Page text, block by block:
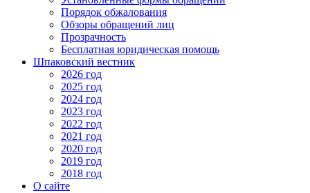
Порядок обжалования
Обзоры обращений лиц
Прозрачность
Бесплатная юридическая помощь
Шпаковский вестник
2026 год
2025 год
2024 год
2023 год
2022 год
2021 год
2020 год
2019 год
2018 год
О сайте